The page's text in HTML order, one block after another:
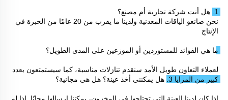
1. هل أنت شركة تجارية أم مصنع؟
الإنتاج
ما هي الفوائد للمستوردين أو الموزعين على المدى الطويل؟
كبير من المزايا 3. هل يمكنني أخذ عينة؟ هل هي مجانية؟